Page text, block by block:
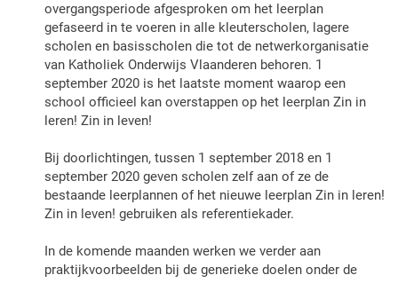
overgangsperiode afgesproken om het leerplan
gefaseerd in te voeren in alle kleuterscholen, lagere
scholen en basisscholen die tot de netwerkorganisatie
van Katholiek Onderwijs Vlaanderen behoren. 1
september 2020 is het laatste moment waarop een
school officieel kan overstappen op het leerplan Zin in
leren! Zin in leven!
Bij doorlichtingen, tussen 1 september 2018 en 1
september 2020 geven scholen zelf aan of ze de
bestaande leerplannen of het nieuwe leerplan Zin in leren!
Zin in leven! gebruiken als referentiekader.
In de komende maanden werken we verder aan
praktijkvoorbeelden bij de generieke doelen onder de